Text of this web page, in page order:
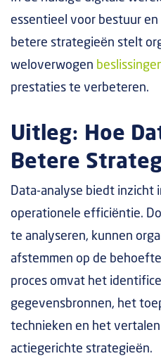
essentieel voor bestuur
betere strategieën stelt
weloverwogen
prestaties te verbeteren.
Uitleg: Hoe
Betere
Data-analyse biedt inzicht
operationele efficiëntie.
te analyseren, kunnen
afstemmen op de
proces omvat het
gegevensbronnen, het
technieken en het
actiegerichte strategieën.